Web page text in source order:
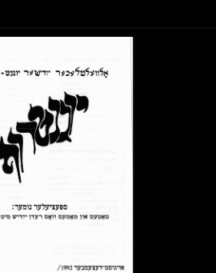
יוגנטרוף־אַרכיװ
→ צוריק צו הויפּטמעניו